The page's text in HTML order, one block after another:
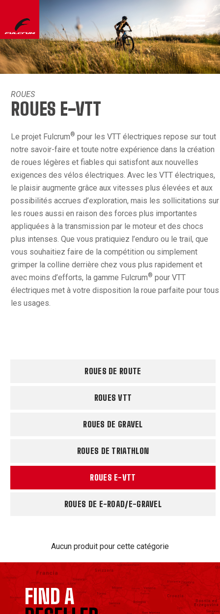
ROUES
ROUES E-VTT
Le projet Fulcrum® pour les VTT électriques repose sur tout
notre savoir-faire et toute notre expérience dans la création
de roues légères et fiables qui satisfont aux nouvelles
exigences des vélos électriques. Avec les VTT électriques,
le plaisir augmente grâce aux vitesses plus élevées et aux
possibilités accrues d’exploration, mais les sollicitations sur
les roues aussi en raison des forces plus importantes
appliquées à la transmission par le moteur et des chocs
plus intenses. Que vous pratiquiez l’enduro ou le trail, que
vous souhaitiez faire de la compétition ou simplement
grimper la colline derrière chez vous plus rapidement et
avec moins d’efforts, la gamme Fulcrum® pour VTT
électriques met à votre disposition la roue parfaite pour tous
les usages.
ROUES DE ROUTE
ROUES VTT
ROUES DE GRAVEL
ROUES DE TRIATHLON
ROUES E-VTT
ROUES DE E-ROAD/E-GRAVEL
Aucun produit pour cette catégorie
FIND A